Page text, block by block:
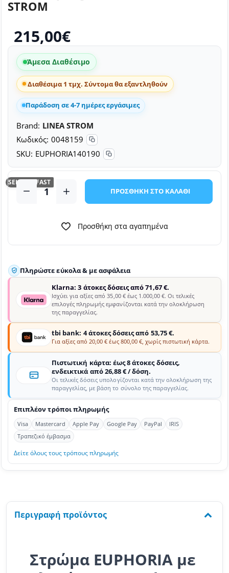
SELLING FAST
STROM
215,00€
Άμεσα Διαθέσιμο
Διαθέσιμα 1 τμχ. Σύντομα θα εξαντληθούν
Παράδοση σε 4-7 ημέρες εργάσιμες
Brand: LINEA STROM
Κωδικός: 0048159
SKU: EUPHORIA140190
ΠΡΟΣΘΗΚΗ ΣΤΟ ΚΑΛΑΘΙ
Προσθήκη στα αγαπημένα
Πληρώστε εύκολα & με ασφάλεια
Klarna: 3 άτοκες δόσεις από 71,67 €.
Ισχύει για αξίες από 35,00 € έως 1.000,00 €. Οι τελικές
επιλογές πληρωμής εμφανίζονται κατά την ολοκλήρωση
της παραγγελίας.
tbi bank: 4 άτοκες δόσεις από 53,75 €.
Για αξίες από 20,00 € έως 800,00 €, χωρίς πιστωτική κάρτα.
Πιστωτική κάρτα: έως 8 άτοκες δόσεις,
ενδεικτικά από 26,88 € / δόση.
Οι τελικές δόσεις υπολογίζονται κατά την ολοκλήρωση της
παραγγελίας, με βάση το σύνολο της παραγγελίας.
Επιπλέον τρόποι πληρωμής
Visa Mastercard Apple Pay Google Pay PayPal
IRIS
Τραπεζικό έμβασμα
Δείτε όλους τους τρόπους πληρωμής
Περιγραφή προϊόντος
Στρώμα EUPHORIA με